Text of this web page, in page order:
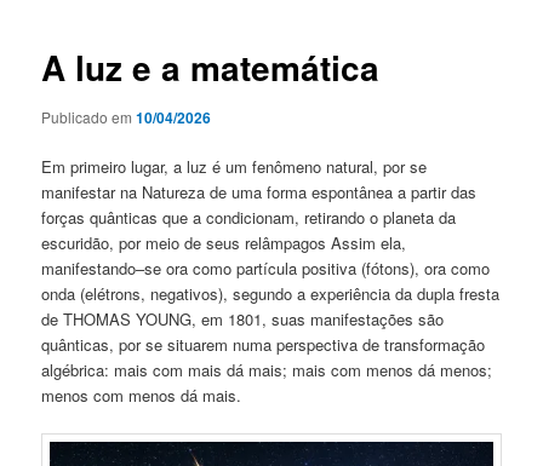
A luz e a matemática
Publicado em10/04/2026
Em primeiro lugar, a luz é um fenômeno natural, por se
manifestar na Natureza de uma forma espontânea a partir das
forças quânticas que a condicionam, retirando o planeta da
escuridão, por meio de seus relâmpagos Assim ela,
manifestando–se ora como partícula positiva (fótons), ora como
onda (elétrons, negativos), segundo a experiência da dupla fresta
de THOMAS YOUNG, em 1801, suas manifestações são
quânticas, por se situarem numa perspectiva de transformação
algébrica: mais com mais dá mais; mais com menos dá menos;
menos com menos dá mais.